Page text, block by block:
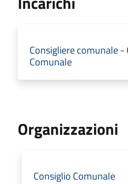
Consigliere comunale -
Comunale
Organizzazioni
Consiglio Comunale